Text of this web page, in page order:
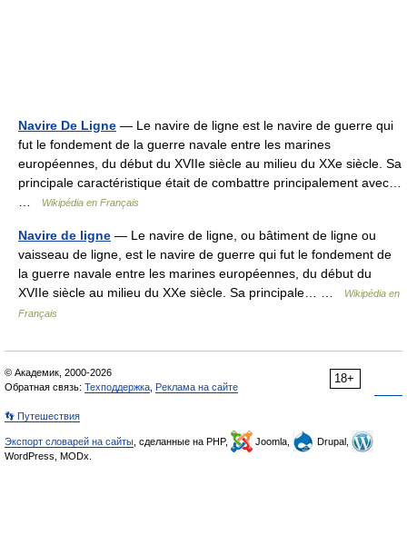
Navire De Ligne — Le navire de ligne est le navire de guerre qui
fut le fondement de la guerre navale entre les marines
européennes, du début du XVIIe siècle au milieu du XXe siècle. Sa
principale caractéristique était de combattre principalement avec…
Wikipédia en Français
Navire de ligne — Le navire de ligne, ou bâtiment de ligne ou
vaisseau de ligne, est le navire de guerre qui fut le fondement de
la guerre navale entre les marines européennes, du début du
XVIIe siècle au milieu du XXe siècle. Sa principale… …
Wikipédia en
Français
18+
© Академик, 2000-2026
Обратная связь: Техподдержка Реклама на сайте
👣 Путешествия
Экспорт словарей на сайты , сделанные на PHP, Joomla,
Drupal,
WordPress, MODx.